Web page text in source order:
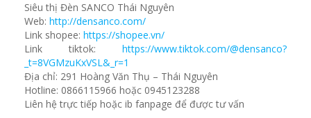
Siêu thị Đèn SANCO Thái Nguyên
Web: http://densanco.com/
Link shopee: https://shopee.vn/
Link tiktok: https://www.tiktok.com/@densanco?
_t=8VGMzuKxVSL&_r=1
Địa chỉ: 291 Hoàng Văn Thụ – Thái Nguyên
Hotline: 0866115966 hoặc 0945123288
Liên hệ trực tiếp hoặc ib fanpage để được tư vấn